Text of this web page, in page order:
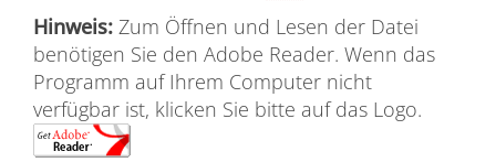
Hinweis: Zum Öffnen und Lesen der Datei
benötigen Sie den Adobe Reader. Wenn das
Programm auf Ihrem Computer nicht
verfügbar ist, klicken Sie bitte auf das Logo.